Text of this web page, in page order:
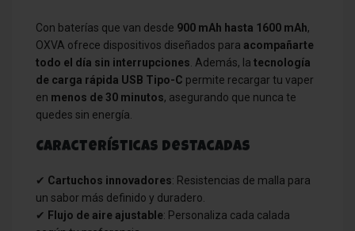
Con baterías que van desde 900 mAh hasta 1600 mAh,
OXVA ofrece dispositivos diseñados para acompañarte
todo el día sin interrupciones . Además, la tecnología
de carga rápida USB Tipo-C permite recargar tu vaper
en menos de 30 minutos, asegurando que nunca te
quedes sin energía.
Características Destacadas
✔ Cartuchos innovadores: Resistencias de malla para
un sabor más definido y duradero.
✔ Flujo de aire ajustable: Personaliza cada calada